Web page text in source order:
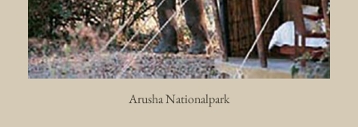
Arusha Nationalpark